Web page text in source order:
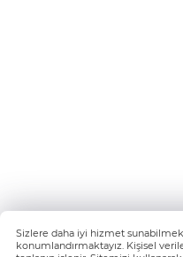
Sizlere daha iyi hizmet
konumlandırmaktayız. Kişisel